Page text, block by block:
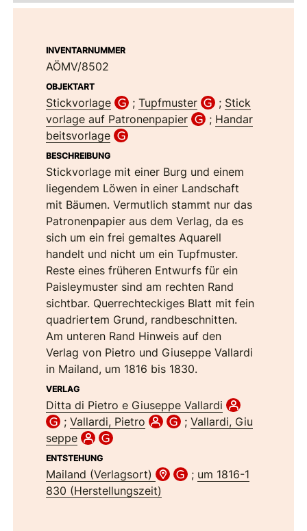
INVENTARNUMMER
AÖMV/8502
OBJEKTART
Stickvorlage ; Tupfmuster ; Stick
vorlage auf Patronenpapier
; Handar
beitsvorlage
BESCHREIBUNG
Stickvorlage mit einer Burg und einem
liegendem Löwen in einer Landschaft
mit Bäumen. Vermutlich stammt nur das
Patronenpapier aus dem Verlag, da es
sich um ein frei gemaltes Aquarell
handelt und nicht um ein Tupfmuster.
Reste eines früheren Entwurfs für ein
Paisleymuster sind am rechten Rand
sichtbar. Querrechteckiges Blatt mit fein
quadriertem Grund, randbeschnitten.
Am unteren Rand Hinweis auf den
Verlag von Pietro und Giuseppe Vallardi
in Mailand, um 1816 bis 1830.
VERLAG
Ditta di Pietro e Giuseppe Vallardi
; Vallardi, Pietro ; Vallardi, Giu
seppe
ENTSTEHUNG
Mailand (Verlagsort) ; um 1816-1
830 (Herstellungszeit)